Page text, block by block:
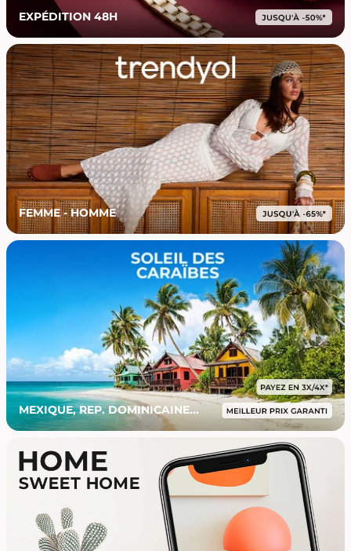
EXPÉDITION 48H
FEMME - HOMME
MEXIQUE, REP. DOMINICAINE...